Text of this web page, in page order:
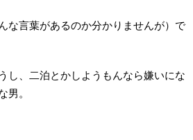
な言葉があるのか分かりませんが）で
し、二泊とかしようもんなら嫌いにな
男。